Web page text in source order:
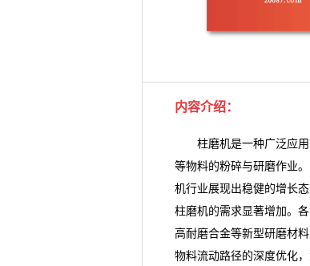
内容介绍：
柱磨机是一种广泛应用
等物料的粉碎与研磨作业
机行业展现出稳健的增长
柱磨机的需求显著增加。
高耐磨合金等新型研磨材
物料流动路径的深度优化